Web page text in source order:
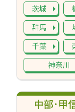
中部･甲
茨城
群馬
千葉
神奈川